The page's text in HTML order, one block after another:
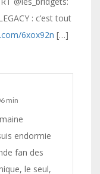
: c’est tout
6xox92n […]
min
endormie
fan des
le seul,